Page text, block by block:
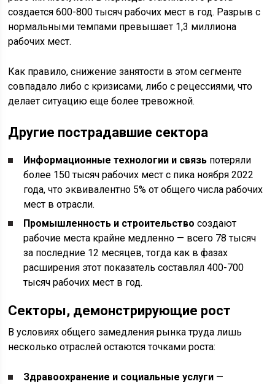
создается 600-800 тысяч рабочих мест в год. Разрыв с
нормальными темпами превышает 1,3 миллиона
рабочих мест.
Как правило, снижение занятости в этом сегменте
совпадало либо с кризисами, либо с рецессиями, что
делает ситуацию еще более тревожной.
Другие пострадавшие сектора
Информационные технологии и связь потеряли
более 150 тысяч рабочих мест с пика ноября 2022
года, что эквивалентно 5% от общего числа рабочих
мест в отрасли.
Промышленность и строительство создают
рабочие места крайне медленно — всего 78 тысяч
за последние 12 месяцев, тогда как в фазах
расширения этот показатель составлял 400-700
тысяч рабочих мест в год.
Секторы, демонстрирующие рост
В условиях общего замедления рынка труда лишь
несколько отраслей остаются точками роста:
Здравоохранение и социальные услуги —